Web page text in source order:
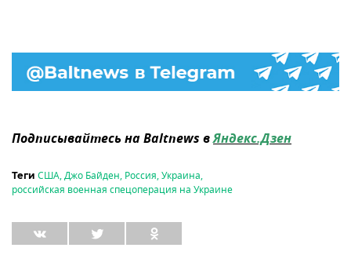
Подписывайтесь на Baltnews вЯндекс.Дзен
Теги США,Джо Байден, Россия,Украина,
российская военная спецоперация на Украине